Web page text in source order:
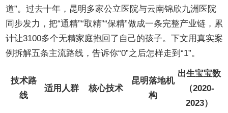
道”。过去十年，昆明多家公立医院与云南锦欣九洲医院
同步发力，把“通精”“取精”“保精”做成一条完整产业链，累
计让3100多个无精家庭抱回了自己的孩子。下文用真实案
例拆解五条主流路线，告诉你“0”之后怎样走到“1”。
技术路
线
适用人群 核心技术
昆明落地机
构
出生宝宝数
（2020-
2023）